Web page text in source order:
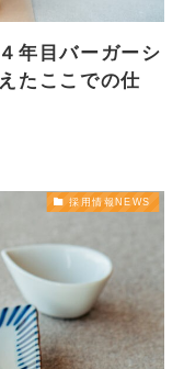
年目バーガーシ
たここでの仕
採用情報NEWS